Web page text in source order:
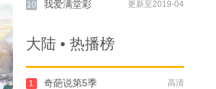
10 更新至2019-04
我爱满堂彩
大陆 • 热播榜
1 高清
奇葩说第5季